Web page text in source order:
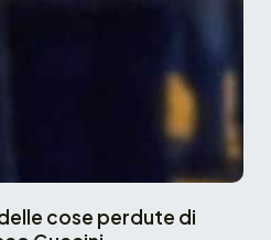
cose perdute di